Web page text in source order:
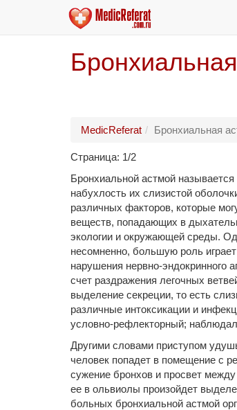
MedicReferat Бронхиальная
Страница: 1/2
Бронхиальной астмой
набухлость их слизистой
различных факторов, которые
веществ, попадающих в
экологии и окружающей среды.
несомненно, большую роль
нарушения нервно-эндокринного
счет раздражения легочных
выделение секреции, то есть
различные интоксикации и
условно-рефлекторный;
Другими словами приступом
человек попадет в помещение с
сужение бронхов и просвет
ее в ольвиолы произойдет
больных бронхиальной астмой